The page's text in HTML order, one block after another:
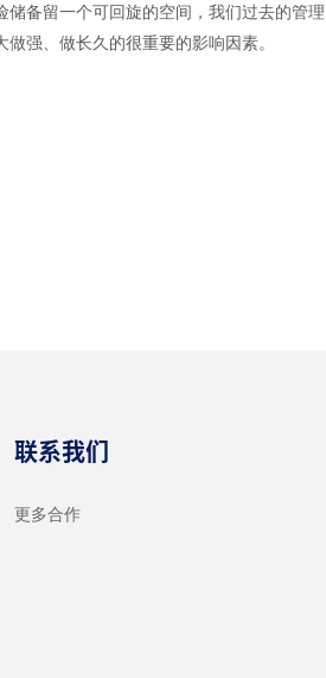
备留一个可回旋的空间，我们过去的管理
强、做长久的很重要的影响因素。
联系我们
更多合作